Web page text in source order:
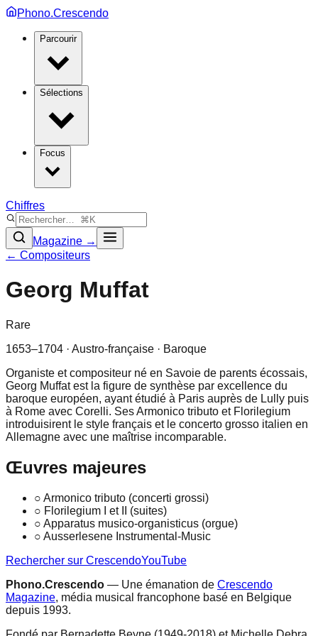
Phono.Crescendo
Parcourir
Sélections
Focus
Chiffres
Magazine →
← Compositeurs
Georg Muffat
Rare
1653–1704 · Austro-française · Baroque
Organiste et compositeur né en Savoie de parents écossais,
Georg Muffat est la figure de synthèse par excellence du
baroque européen, ayant étudié à Paris auprès de Lully puis
à Rome avec Corelli. Ses Armonico tributo et Florilegium
introduisirent le style français et le concerto grosso italien en
Allemagne avec une maîtrise incomparable.
Œuvres majeures
○ Armonico tributo (concerti grossi)
○ Florilegium I et II (suites)
○ Apparatus musico-organisticus (orgue)
○ Ausserlesene Instrumental-Music
Rechercher sur CrescendoYouTube
Phono.Crescendo — Une émanation de Crescendo
Magazine, média musical francophone basé en Belgique
depuis 1993.